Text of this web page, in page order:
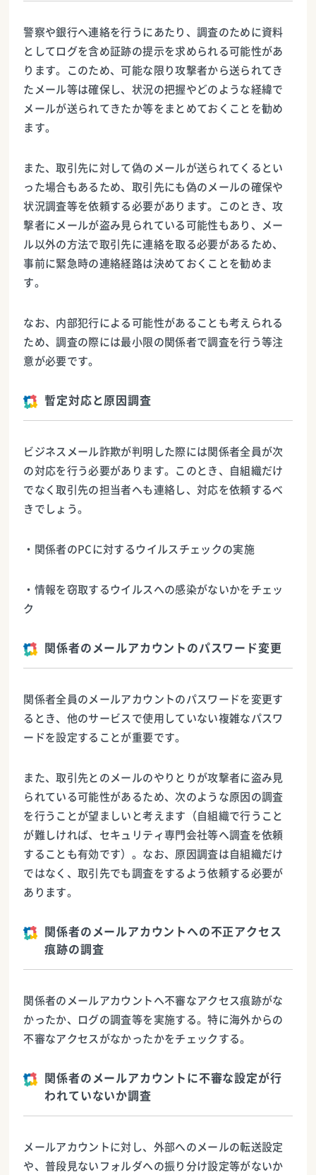
警察や銀行へ連絡を行うにあたり、調査のために資料
としてログを含め証跡の提示を求められる可能性があ
ります。このため、可能な限り攻撃者から送られてき
たメール等は確保し、状況の把握やどのような経緯で
メールが送られてきたか等をまとめておくことを勧め
ます。
また、取引先に対して偽のメールが送られてくるとい
った場合もあるため、取引先にも偽のメールの確保や
状況調査等を依頼する必要があります。このとき、攻
撃者にメールが盗み見られている可能性もあり、メー
ル以外の方法で取引先に連絡を取る必要があるため、
事前に緊急時の連絡経路は決めておくことを勧めま
す。
なお、内部犯行による可能性があることも考えられる
ため、調査の際には最小限の関係者で調査を行う等注
意が必要です。
暫定対応と原因調査
ビジネスメール詐欺が判明した際には関係者全員が次
の対応を行う必要があります。このとき、自組織だけ
でなく取引先の担当者へも連絡し、対応を依頼するべ
きでしょう。
・関係者のPCに対するウイルスチェックの実施
・情報を窃取するウイルスへの感染がないかをチェッ
ク
関係者のメールアカウントのパスワード変更
関係者全員のメールアカウントのパスワードを変更す
るとき、他のサービスで使用していない複雑なパスワ
ードを設定することが重要です。
また、取引先とのメールのやりとりが攻撃者に盗み見
られている可能性があるため、次のような原因の調査
を行うことが望ましいと考えます（自組織で行うこと
が難しければ、セキュリティ専門会社等へ調査を依頼
することも有効です）。なお、原因調査は自組織だけ
ではなく、取引先でも調査をするよう依頼する必要が
あります。
関係者のメールアカウントへの不正アクセス
痕跡の調査
関係者のメールアカウントへ不審なアクセス痕跡がな
かったか、ログの調査等を実施する。特に海外からの
不審なアクセスがなかったかをチェックする。
関係者のメールアカウントに不審な設定が行
われていないか調査
メールアカウントに対し、外部へのメールの転送設定
や、普段見ないフォルダへの振り分け設定等がないか